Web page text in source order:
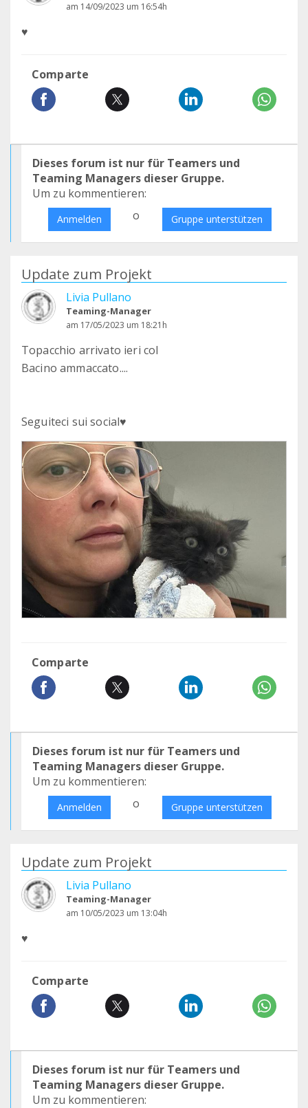
am 14/09/2023 um 16:54h
♥️
Comparte
Dieses forum ist nur für Teamers und
Teaming Managers dieser Gruppe.
Um zu kommentieren:
Anmelden o Gruppe unterstützen
Update zum Projekt
Livia Pullano
Teaming-Manager
am 17/05/2023 um 18:21h
Topacchio arrivato ieri col
Bacino ammaccato....
Seguiteci sui social♥️
Comparte
Dieses forum ist nur für Teamers und
Teaming Managers dieser Gruppe.
Um zu kommentieren:
Anmelden o Gruppe unterstützen
Update zum Projekt
Livia Pullano
Teaming-Manager
am 10/05/2023 um 13:04h
♥️
Comparte
Dieses forum ist nur für Teamers und
Teaming Managers dieser Gruppe.
Um zu kommentieren: